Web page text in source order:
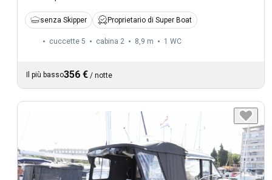
senza Skipper Proprietario di Super Boat
cuccette 5 cabina 2 8,9 m 1 WC
Il più basso356 € / notte